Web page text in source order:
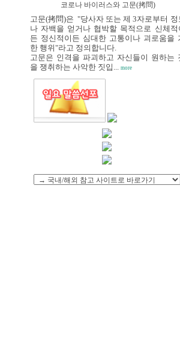
코로나 바이러스와 고문(拷問)
고문(拷問)은 "당사자 또는 제 3자로부터 정
나 자백을 얻거나 협박할 목적으로 신체적
든 정신적이든 심대한 고통이나 괴로움을
한 행위"라고 정의합니다.
고문은 인격을 파괴하고 자신들이 원하는
을 쟁취하는 사악한 짓입... more